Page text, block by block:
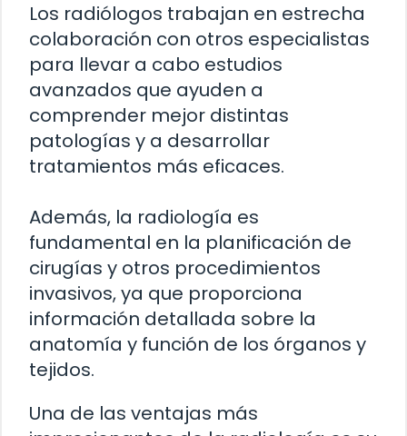
Los radiólogos trabajan en estrecha
colaboración con otros especialistas
para llevar a cabo estudios
avanzados que ayuden a
comprender mejor distintas
patologías y a desarrollar
tratamientos más eficaces.
Además, la radiología es
fundamental en la planificación de
cirugías y otros procedimientos
invasivos, ya que proporciona
información detallada sobre la
anatomía y función de los órganos y
tejidos.
Una de las ventajas más